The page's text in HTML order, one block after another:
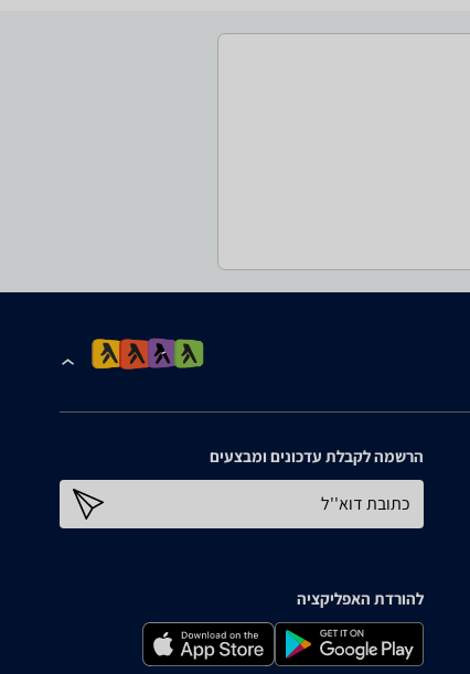
הרשמה לקבלת עדכונים ומבצעים
כתובת דוא''ל
להורדת האפליקציה